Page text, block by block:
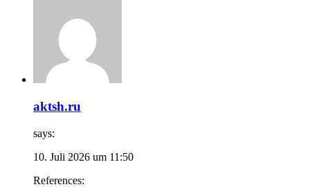
aktsh.ru
says:
10. Juli 2026 um 11:50
References: